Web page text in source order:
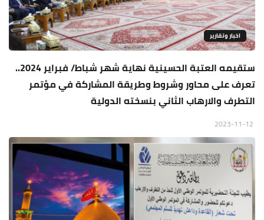
اخبار وتقارير
ستقيمه العتبة الحسينية نهاية شهر شباط/ فبراير 2024..
تعرف على محاور وشروط وطريقة المشاركة في مؤتمر
التطرف والارهاب الثاني بنسخته الدولية